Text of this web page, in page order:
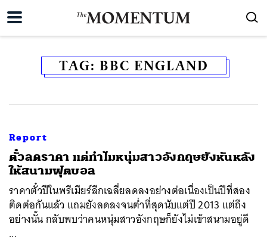
TAG: BBC ENGLAND
Report
​ตั๋วลดราคา แต่ทำไมหนุ่มสาวอังกฤษยังหันหลัง
ให้สนามฟุตบอล
ราคาตั๋วปีในพรีเมียร์ลีกเฉลี่ยลดลงอย่างต่อเนื่องเป็นปีที่สอง
ติดต่อกันแล้ว แถมยังลดลงจนต่ำที่สุดนับแต่ปี 2013 แต่ถึง
อย่างนั้น กลับพบว่าคนหนุ่มสาวอังกฤษก็ยังไม่เข้าสนามอยู่ดี
...